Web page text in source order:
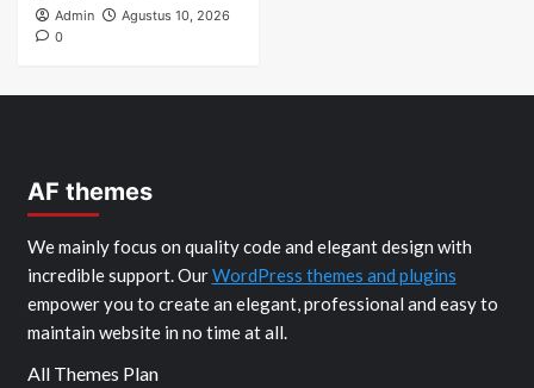
Admin
Agustus 10, 2026
0
AF themes
We mainly focus on quality code and elegant design with
incredible support. OurWordPress themes and plugins
empower you to create an elegant, professional and easy to
maintain website in no time at all.
All Themes Plan